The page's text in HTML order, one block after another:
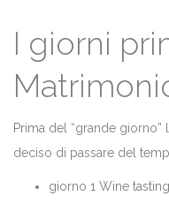
I giorni
Prima del “grande
deciso di passare del
giorno 1 Wine tasting